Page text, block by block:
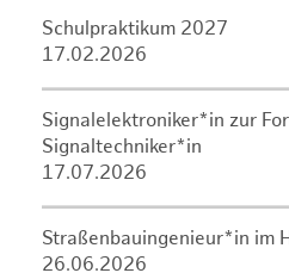
Schulpraktikum 2027
17.02.2026
Signalelektroniker*in zur
Signaltechniker*in
17.07.2026
Straßenbauingenieur*in im
26.06.2026